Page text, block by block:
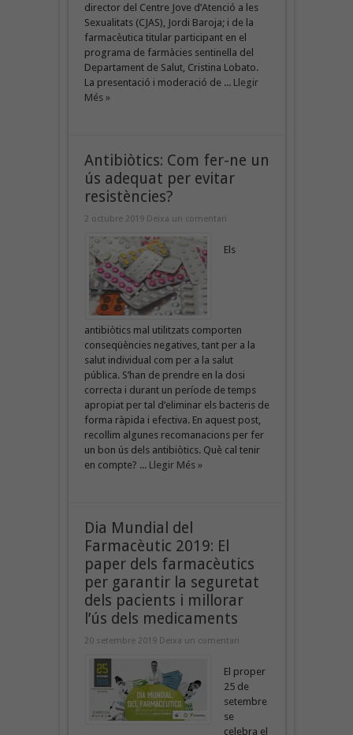
director del Centre Jove d’Atenció a les
Sexualitats (CJAS), Jordi Baroja; i de la
farmacèutica titular participant en el
programa de farmàcies sentinella del
Departament de Salut, Cristina Lobato.
La presentació i moderació de ... Llegir
Més »
Antibiòtics: Com fer-ne un
ús adequat per evitar
resistències?
2 octubre 2019 Deixa un comentari
Els
antibiòtics mal utilitzats comporten
conseqüències negatives, tant per a la
salut individual com per a la salut
pública. S’han de prendre en la dosi
correcta i durant un període de temps
apropiat per tal d’eliminar els bacteris de
forma ràpida i efectiva. En aquest post,
recollim algunes recomanacions per fer
un bon ús dels antibiòtics. Què cal tenir
en compte? ... Llegir Més »
Dia Mundial del
Farmacèutic 2019: El
paper dels farmacèutics
per garantir la seguretat
dels pacients i millorar
l’ús dels medicaments
20 setembre 2019 Deixa un comentari
El proper
25 de
setembre
se
celebra el